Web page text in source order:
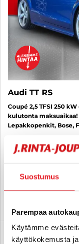
Suostumus
Parempaa
Käytämme
käyttökokemusta
Audi TT RS
Coupé 2,5 TFSI 250
kulutonta
Lepakkopenkit, Bose,
33 130 €
31 260 €
alk. 283 € / kk
6 kk korotonta ja